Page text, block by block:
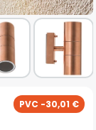
PVC -30,01 €